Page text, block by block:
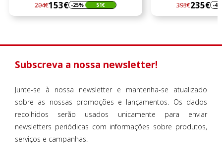
Regular
preço
204€153€
Preço -25% 51€
Regular
preço
393€235€
Preço -
Subscreva a nossa newsletter!
Junte-se à nossa newsletter e mantenha-se atualizado
sobre as nossas promoções e lançamentos. Os dados
recolhidos serão usados unicamente para enviar
newsletters periódicas com informações sobre produtos,
serviços e campanhas.